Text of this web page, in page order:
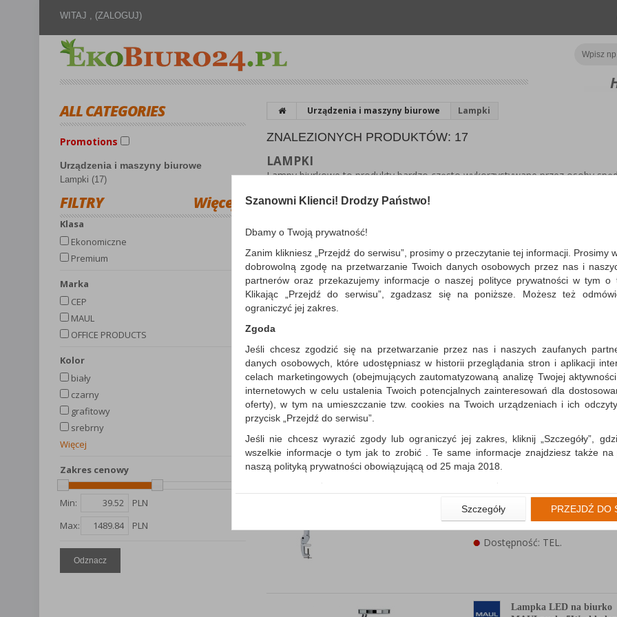
WITAJ , (ZALOGUJ)
ALL CATEGORIES
Promotions
Urządzenia i maszyny biurowe
Lampki (17)
FILTRY Więcej
Klasa
Ekonomiczne
Premium
Marka
CEP
MAUL
OFFICE PRODUCTS
kolor
biały
czarny
grafitowy
srebrny
Więcej
Zakres cenowy
Min:
PLN
Max:
PLN
Odznacz
Urządzenia i maszyny biurowe Lampki
ZNALEZIONYCH PRODUKTÓW: 17
LAMPKI
Lampy biurkowe to produkty bardzo często wykorzystywane przez osoby
ułatwieniem podczas codziennych obowiązków. Niezależnie czy mówimy o
lampka na biurko umili nam czas, jaki poświęcamy na daną czynność.
również energooszczędnym rozwiązaniem, a przede wszystkim bezpiecznym
Sortuj po Pokaż produktów
szkła, zawiera żarówkę halogenową
(trzon...
Dostępność: TEL.
Lampka LED na biurko
zaciskiem, biała
lampa LED dla profesjonalistów do
miejsca pracy…
Dostępność: TEL.
Lampka LED na biurko
Szanowni Klienci! Drodzy Państwo!
Dbamy o Twoją prywatność!
Zanim klikniesz „Przejdź do serwisu”, prosimy o przeczytanie tej informacji. Prosimy
dobrowolną zgodę na przetwarzanie Twoich danych osobowych przez nas i
partnerów oraz przekazujemy informacje o naszej polityce prywatności w tym o
Klikając „Przejdź do serwisu”, zgadzasz się na poniższe. Możesz też
ograniczyć jej zakres.
Zgoda
Jeśli chcesz zgodzić się na przetwarzanie przez nas i naszych zaufanych
danych osobowych, które udostępniasz w historii przeglądania stron i aplikacji
celach marketingowych (obejmujących zautomatyzowaną analizę Twojej
internetowych w celu ustalenia Twoich potencjalnych zainteresowań dla
oferty), w tym na umieszczanie tzw. cookies na Twoich urządzeniach i ich
przycisk „Przejdź do serwisu”.
Jeśli nie chcesz wyrazić zgody lub ograniczyć jej zakres, kliknij „Szczegóły”,
wszelkie informacje o tym jak to zrobić . Te same informacje znajdziesz także
naszą polityką prywatności obowiązującą od 25 maja 2018.
W przypadku użytkowników zalogowanych, aby umożliwić prawidłową
Państwem i związane z tym prawidłowe działanie naszej strony www, a w
wysłanie potwierdzenia zamówienia na Państwa email lub wyświetlenie Państwu
informacji o promocjach czy cenach indywidualnych, ważna jest Państwa
której udzieliliście podczas zakładania konta.
Każda Państwa zgoda jest dobrowolna i można ją w dowolnym momencie wycofać.
Szczegóły PRZEJDŹ DO